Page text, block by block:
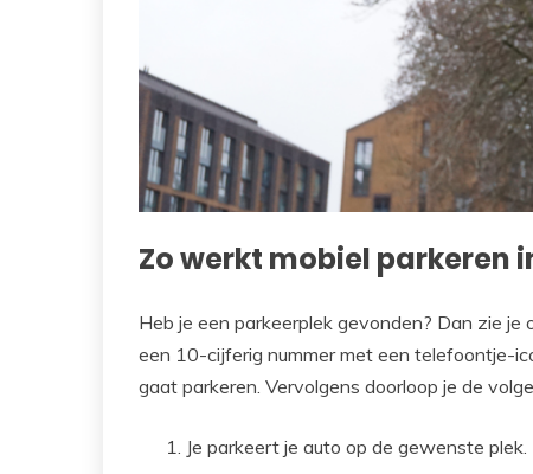
Zo werkt mobiel parkeren
Heb je een parkeerplek gevonden? Dan zie
een 10-cijferig nummer met een telefoontje-
gaat parkeren. Vervolgens doorloop je de
Je parkeert je auto op de gewenste plek.